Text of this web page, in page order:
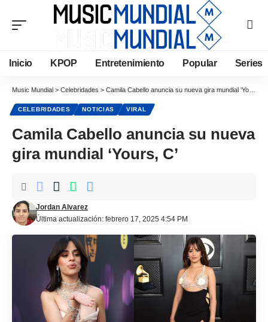
Inicio KPOP Entretenimiento Popular Series
Music Mundial > Celebridades > Camila Cabello anuncia su nueva gira mundial ‘Yours, C’
CELEBRIDADES NOTICIAS VIRAL
Camila Cabello anuncia su nueva
gira mundial ‘Yours, C’
Última actualización: febrero 17, 2025 4:54 PM
Jordan Alvarez